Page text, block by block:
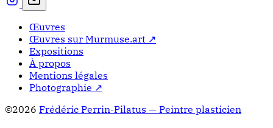
Œuvres
Œuvres sur Murmuse.art ↗
Expositions
À propos
Mentions légales
Photographie ↗
©2026 Frédéric Perrin-Pilatus — Peintre plasticien